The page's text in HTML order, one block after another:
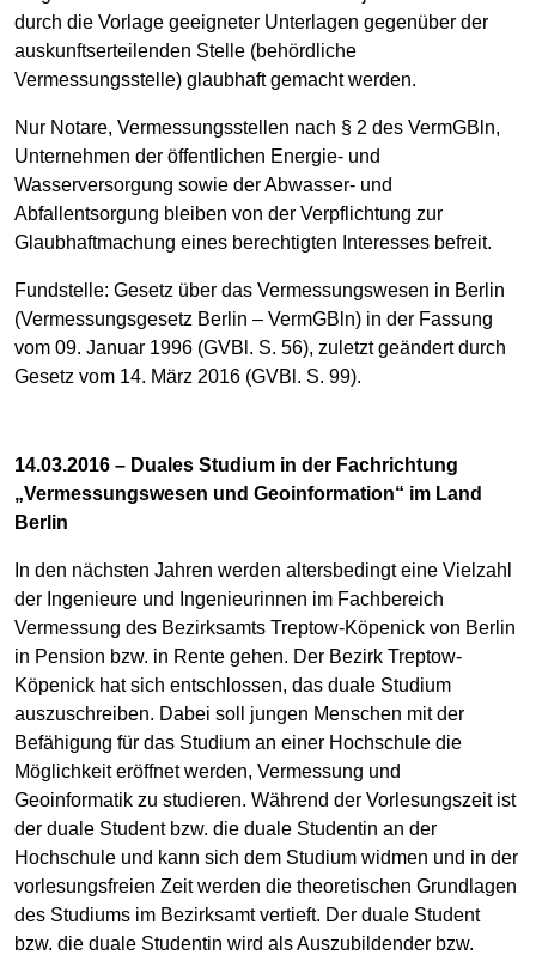
durch die Vorlage geeigneter Unterlagen gegenüber der
auskunftserteilenden Stelle (behördliche
Vermessungsstelle) glaubhaft gemacht werden.
Nur Notare, Vermessungsstellen nach § 2 des VermGBln,
Unternehmen der öffentlichen Energie- und
Wasserversorgung sowie der Abwasser- und
Abfallentsorgung bleiben von der Verpflichtung zur
Glaubhaftmachung eines berechtigten Interesses befreit.
Fundstelle: Gesetz über das Vermessungswesen in Berlin
(Vermessungsgesetz Berlin – VermGBln) in der Fassung
vom 09. Januar 1996 (GVBl. S. 56), zuletzt geändert durch
Gesetz vom 14. März 2016 (GVBl. S. 99).
14.03.2016 – Duales Studium in der Fachrichtung
„Vermessungswesen und Geoinformation“ im Land
Berlin
In den nächsten Jahren werden altersbedingt eine Vielzahl
der Ingenieure und Ingenieurinnen im Fachbereich
Vermessung des Bezirksamts Treptow-Köpenick von Berlin
in Pension bzw. in Rente gehen. Der Bezirk Treptow-
Köpenick hat sich entschlossen, das duale Studium
auszuschreiben. Dabei soll jungen Menschen mit der
Befähigung für das Studium an einer Hochschule die
Möglichkeit eröffnet werden, Vermessung und
Geoinformatik zu studieren. Während der Vorlesungszeit ist
der duale Student bzw. die duale Studentin an der
Hochschule und kann sich dem Studium widmen und in der
vorlesungsfreien Zeit werden die theoretischen Grundlagen
des Studiums im Bezirksamt vertieft. Der duale Student
bzw. die duale Studentin wird als Auszubildender bzw.